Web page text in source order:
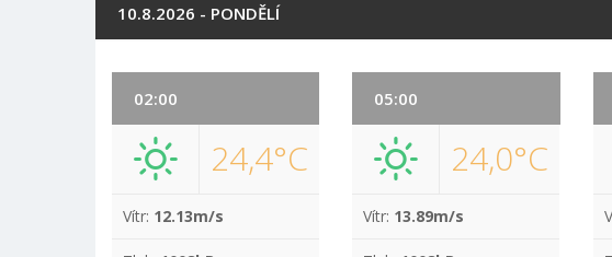
10.8.2026 - PONDĚLÍ
02:00
24,4°C
Vítr: 12.13m/s
05:00
24,0°C
Vítr: 13.89m/s